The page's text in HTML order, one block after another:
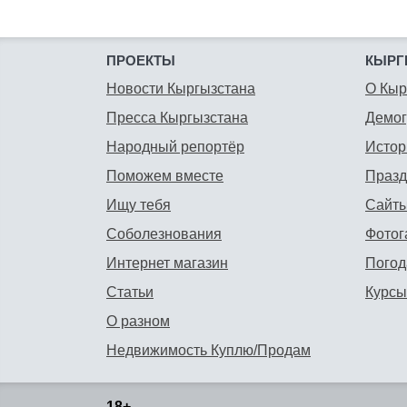
ПРОЕКТЫ
Новости Кыргызстана
Пресса Кыргызстана
Народный репортёр
Поможем вместе
Ищу тебя
Соболезнования
Интернет магазин
Статьи
О разном
Недвижимость Куплю/Продам
О